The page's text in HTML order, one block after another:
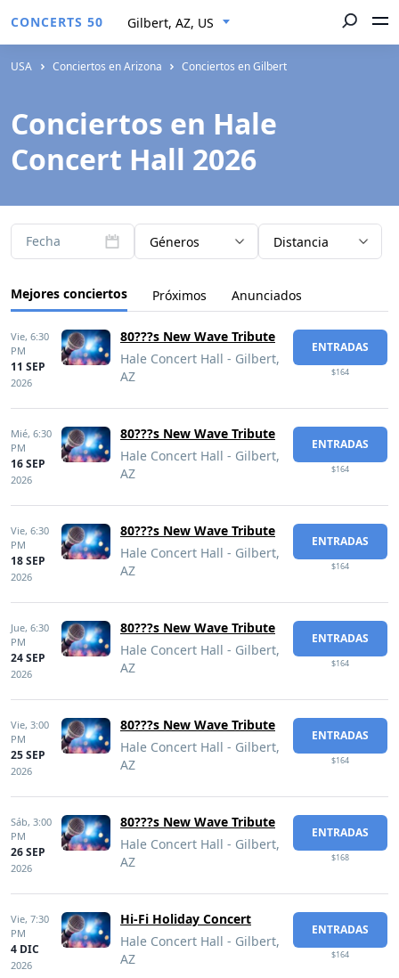
CONCERTS 50 Gilbert, AZ, US
USA Conciertos en Arizona Conciertos en Gilbert
Conciertos en Hale
Concert Hall 2026
Fecha Géneros Distancia
Mejores conciertos Próximos Anunciados
Vie, 6:30
PM
11 SEP
2026
80???s New Wave Tribute
Hale Concert Hall - Gilbert,
AZ
ENTRADAS
$164
Mié, 6:30
PM
16 SEP
2026
80???s New Wave Tribute
Hale Concert Hall - Gilbert,
AZ
ENTRADAS
$164
Vie, 6:30
PM
18 SEP
2026
80???s New Wave Tribute
Hale Concert Hall - Gilbert,
AZ
ENTRADAS
$164
Jue, 6:30
PM
24 SEP
2026
80???s New Wave Tribute
Hale Concert Hall - Gilbert,
AZ
ENTRADAS
$164
Vie, 3:00
PM
25 SEP
2026
80???s New Wave Tribute
Hale Concert Hall - Gilbert,
AZ
ENTRADAS
$164
Sáb, 3:00
PM
26 SEP
2026
80???s New Wave Tribute
Hale Concert Hall - Gilbert,
AZ
ENTRADAS
$168
Vie, 7:30
PM
4 DIC
2026
Hi-Fi Holiday Concert
Hale Concert Hall - Gilbert,
AZ
ENTRADAS
$164